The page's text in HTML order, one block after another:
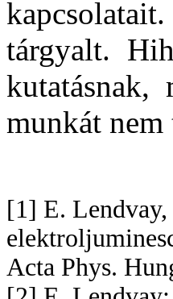
tárgyalt.
kutatásnak,
munkát
[1] E. Lendvay,
Acta Phys.